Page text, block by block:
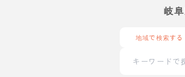
岐
地域で検索する